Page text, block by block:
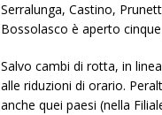
Serralunga, Castino,
Bossolasco è aperto
Salvo cambi di rotta, in
alle riduzioni di orario.
anche quei paesi (nella